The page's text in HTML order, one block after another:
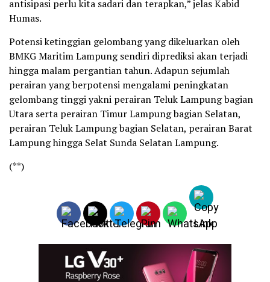
antisipasi perlu kita sadari dan terapkan,” jelas Kabid
Humas.
Potensi ketinggian gelombang yang dikeluarkan oleh
BMKG Maritim Lampung sendiri diprediksi akan terjadi
hingga malam pergantian tahun. Adapun sejumlah
perairan yang berpotensi mengalami peningkatan
gelombang tinggi yakni perairan Teluk Lampung bagian
Utara serta perairan Timur Lampung bagian Selatan,
perairan Teluk Lampung bagian Selatan, perairan Barat
Lampung hingga Selat Sunda Selatan Lampung.
(**)